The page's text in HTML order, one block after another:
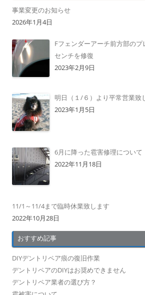
事業変更のお知らせ
2026年1月4日
Fフェンダーアーチ前方部の
センチを修復
2023年2月9日
明日（１/６）より平常営業致
2023年1月5日
6月に降った雹害修理について
2022年11月18日
11/1～11/4まで臨時休業致します
2022年10月28日
おすすめ記事
DIYデントリペア痕の復旧作業
デントリペアのDIYはお奨めできません
デントリペア業者の選び方？